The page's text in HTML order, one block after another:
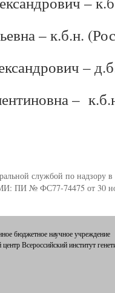
– к.б.н.
–
–
службой по
ПИ № ФС77-74475 от 30
бюджетное научное учреждение
центр Всероссийский институт